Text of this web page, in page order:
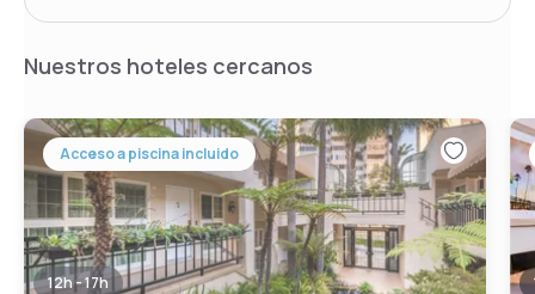
Nuestros hoteles cercanos
Acceso a piscina incluido
12h - 17h